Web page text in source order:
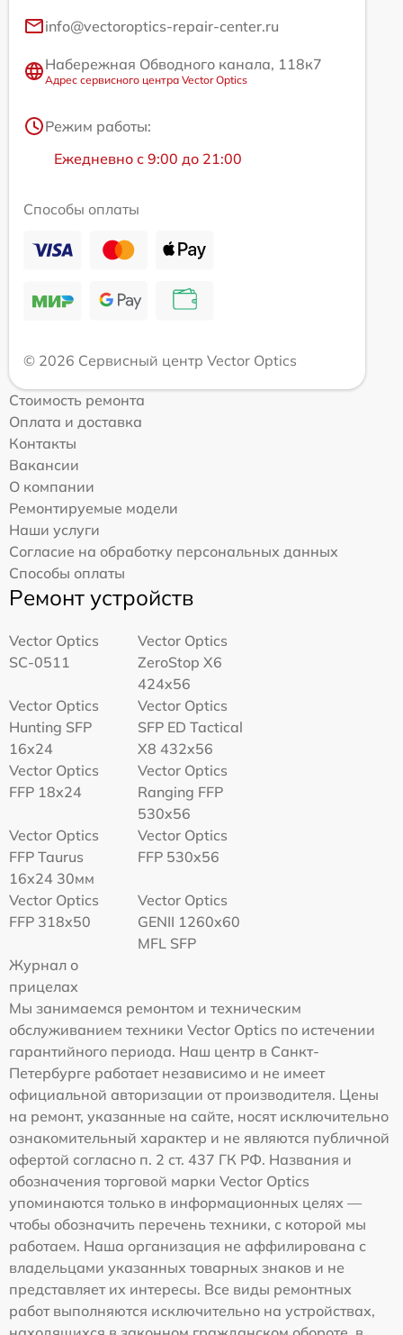
info@vectoroptics-repair-center.ru
Набережная Обводного канала, 118к7
Адрес сервисного центра Vector Optics
Режим работы:
Ежедневно с 9:00 до 21:00
Способы оплаты
© 2026 Сервисный центр Vector Optics
Стоимость ремонта
Оплата и доставка
Контакты
Вакансии
О компании
Ремонтируемые модели
Наши услуги
Согласие на обработку персональных данных
Способы оплаты
Ремонт устройств
Vector Optics
SC-0511
Vector Optics
ZeroStop X6
424x56
Vector Optics
Hunting SFP
16x24
Vector Optics
SFP ED Tactical
X8 432x56
Vector Optics
FFP 18x24
Vector Optics
Ranging FFP
530x56
Vector Optics
FFP Taurus
16x24 30мм
Vector Optics
FFP 530x56
Vector Optics
FFP 318x50
Vector Optics
GENII 1260x60
MFL SFP
Журнал о
прицелах
Мы занимаемся ремонтом и техническим
обслуживанием техники Vector Optics по истечении
гарантийного периода. Наш центр в Санкт-
Петербурге работает независимо и не имеет
официальной авторизации от производителя. Цены
на ремонт, указанные на сайте, носят исключительно
ознакомительный характер и не являются публичной
офертой согласно п. 2 ст. 437 ГК РФ. Названия и
обозначения торговой марки Vector Optics
упоминаются только в информационных целях —
чтобы обозначить перечень техники, с которой мы
работаем. Наша организация не аффилирована с
владельцами указанных товарных знаков и не
представляет их интересы. Все виды ремонтных
работ выполняются исключительно на устройствах,